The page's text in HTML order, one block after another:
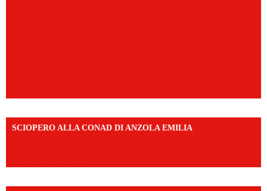
SCIOPERO ALLA CONAD DI ANZOLA EMILIA